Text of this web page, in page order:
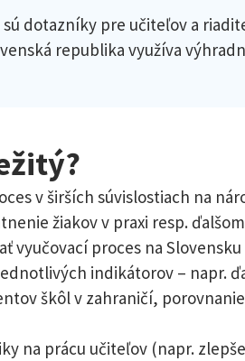
sú dotazníky pre učiteľov a
republika využíva
v širších súvislostiach na
žiakov v praxi resp.
vyučovací proces na
indikátorov – napr.
škôl v zahraničí,
na prácu učiteľov (napr.